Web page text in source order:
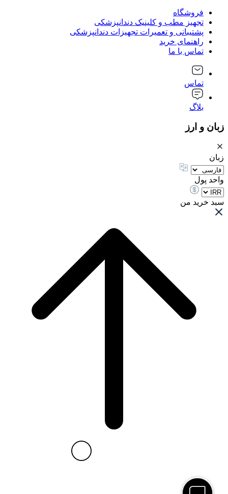
فروشگاه
تجهیز مطب و کلینیک دندانپزشکی
پشتیبانی و تعمیرات تجهیزات دندانپزشکی
راهنمای خرید
تماس با ما
تماس
بلاگ
زبان و ارز
زبان
واحد پول
سبد خرید من